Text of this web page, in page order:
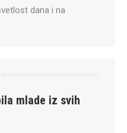
dana i na
mlade iz svih